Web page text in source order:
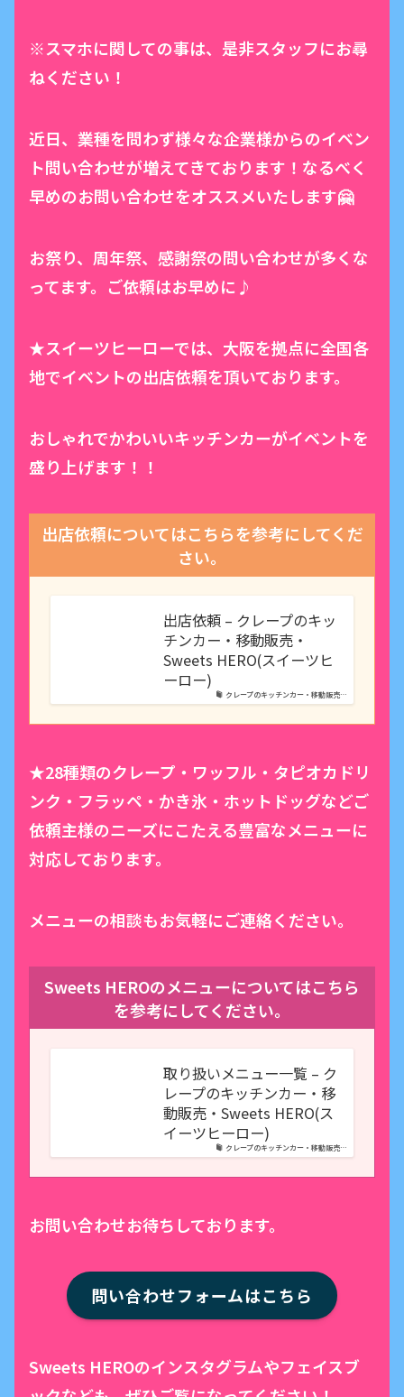
※スマホに関しての事は、是非スタッフにお尋
ねください！
近日、業種を問わず様々な企業様からのイベン
ト問い合わせが増えてきております！なるべく
早めのお問い合わせをオススメいたします🤗
お祭り、周年祭、感謝祭の問い合わせが多くな
ってます。ご依頼はお早めに♪
★スイーツヒーローでは、大阪を拠点に全国各
地でイベントの出店依頼を頂いております。
おしゃれでかわいいキッチンカーがイベントを
盛り上げます！！
出店依頼についてはこちらを参考にしてくだ
さい。
クレープのキッチンカー・移動販売…
出店依頼 – クレープのキッ
チンカー・移動販売・
Sweets HERO(スイーツヒ
ーロー)
★28種類のクレープ・ワッフル・タピオカドリ
ンク・フラッペ・かき氷・ホットドッグなどご
依頼主様のニーズにこたえる豊富なメニューに
対応しております。
メニューの相談もお気軽にご連絡ください。
Sweets HEROのメニューについてはこちら
を参考にしてください。
クレープのキッチンカー・移動販売…
取り扱いメニュー一覧 – ク
レープのキッチンカー・移
動販売・Sweets HERO(ス
イーツヒーロー)
お問い合わせお待ちしております。
問い合わせフォームはこちら
Sweets HEROのインスタグラムやフェイスブ